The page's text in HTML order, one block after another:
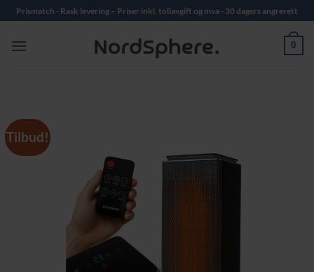
Skip
to
content
Prismatch - Rask levering – Priser inkl. tollavgift og mva - 30 dagers angrerett
0
Tilbud!